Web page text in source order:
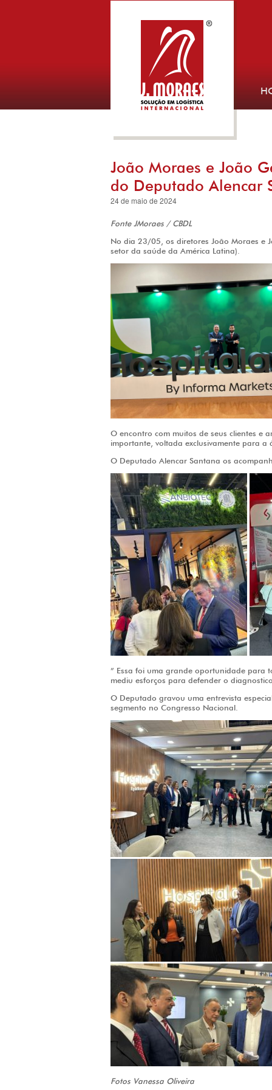
João Moraes e João
do Deputado Alencar
24 de maio de 2024
Fonte JMoraes / CBDL
No dia 23/05, os diretores João Moraes e
setor da saúde da América Latina).
O encontro com muitos de seus clientes e
importante, voltada exclusivamente para
O Deputado Alencar Santana os
” Essa foi uma grande oportunidade para
mediu esforços para defender o
O Deputado gravou uma entrevista
segmento no Congresso Nacional.
Fotos Vanessa Oliveira